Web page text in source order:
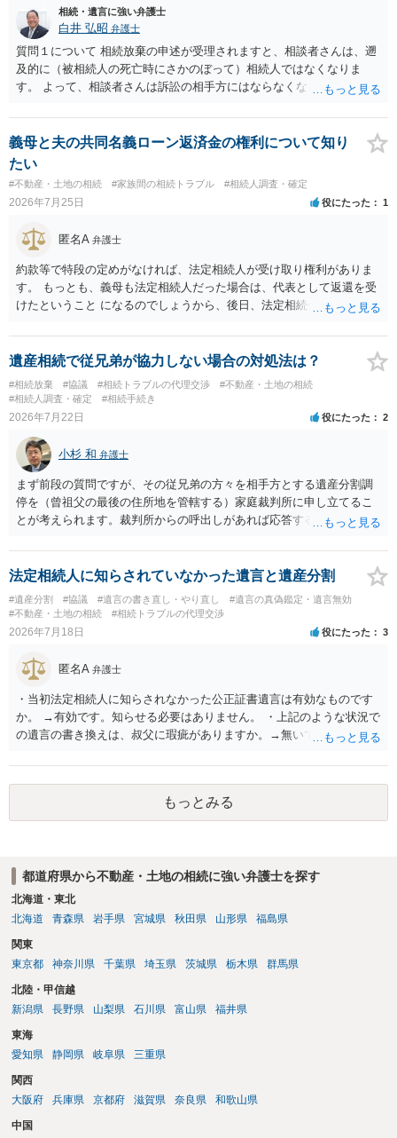
言えると思います。
相続・遺言に強い弁護士
白井 弘昭 弁護士
質問１について 相続放棄の申述が受理されますと、相談者さんは、遡
及的に（被相続人の死亡時にさかのぼって）相続人ではなくなりま
す。 よって、相談者さんは訴訟の相手方にはならなくなるので（明け
理証明を家庭裁判所で取得し、コピーを答弁書に添えて裁判所に提出
してください。 質問２について 請求棄却を求める答弁書を提出すれ
ば、第１回期日は出席する必要がありません。その日は差支え（用事
があり出席できない）との記載で十分です。 質問３について 弁護士で
はないので、ｍｉｎｔｓでの提出の必要は無いと思います。郵送（期
限までに届けばよい）で十分です。 詳細は、書面記載の裁判所書記官
にお問い合わせください。 以上、ご参考まで。
義母と夫の共同名義ローン返済金の権利について知り
たい
#不動産・土地の相続 #家族間の相続トラブル #相続人調査・確定
2026年7月25日 役にたった 1
匿名A 弁護士
約款等で特段の定めがなければ、法定相続人が受け取り権利がありま
す。 もっとも、義母も法定相続人だった場合は、代表として返還を受
けたということ になるのでしょうから、後日、法定相続分に基づいて
遺産相続で従兄弟が協力しない場合の対処法は？
#相続放棄 #協議 #相続トラブルの代理交渉
#不動産・土地の相続
#相続人調査・確定
#相続手続き
2026年7月22日 役にたった 2
小杉 和 弁護士
まず前段の質問ですが、その従兄弟の方々を相手方とする遺産分割調
停を（曾祖父の最後の住所地を管轄する）家庭裁判所に申し立てるこ
とが考えられます。裁判所からの呼出しがあれば応答する可能性がま
能と思われます。時間が思った以上にないので必要書類をてきぱきと
揃える必要があります。その点是非御注意ください。
法定相続人に知らされていなかった遺言と遺産分割
#遺産分割 #協議 #遺言の書き直し・やり直し
#遺言の真偽鑑定・遺言無効
#不動産・土地の相続
#相続トラブルの代理交渉
2026年7月18日 役にたった 3
匿名A 弁護士
・当初法定相続人に知らされなかった公正証書遺言は有効なものです
か。 →有効です。知らせる必要はありません。 ・上記のような状況で
の遺言の書き換えは、叔父に瑕疵がありますか。→無いです。 ・分割
ますか。 →本人が自由に決められますので、どこが妥当とは言えない
です。客観的な基準もありません。 ・できれば穏やかに、分割を拒否
することはできますか。 →分割を拒否するということは、遺産はいら
ないということでしょうか。遺言で、受取を指定されててもいらない
もっとみる
都道府県から不動産・土地の相続に強い弁護士を探す
北海道・東北
北海道
青森県 岩手県 宮城県 秋田県 山形県 福島県
関東
東京都
神奈川県 千葉県 埼玉県 茨城県 栃木県 群馬県
北陸・甲信越
新潟県
長野県 山梨県 石川県 富山県 福井県
東海
愛知県
静岡県 岐阜県 三重県
関西
大阪府
兵庫県 京都府 滋賀県 奈良県 和歌山県
中国